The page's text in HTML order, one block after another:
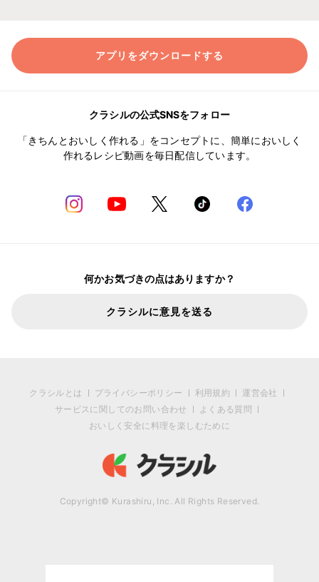
アプリをダウンロードする
クラシルの公式SNSをフォロー
「きちんとおいしく作れる」をコンセプトに、簡単においしく
作れるレシピ動画を毎日配信しています。
何かお気づきの点はありますか？
クラシルに意見を送る
クラシルとは プライバシーポリシー 利用規約
運営会社
サービスに関してのお問い合わせ
よくある質問
おいしく安全に料理を楽しむために
Copyright© Kurashiru, Inc. All Rights Reserved.